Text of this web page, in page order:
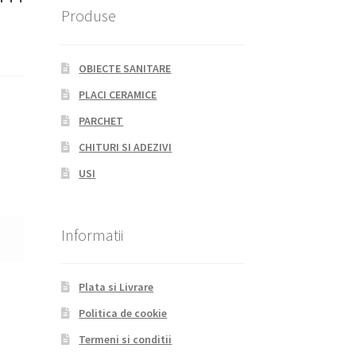
Produse
OBIECTE SANITARE
PLACI CERAMICE
PARCHET
CHITURI SI ADEZIVI
USI
Informatii
Plata si Livrare
Politica de cookie
Termeni si conditii